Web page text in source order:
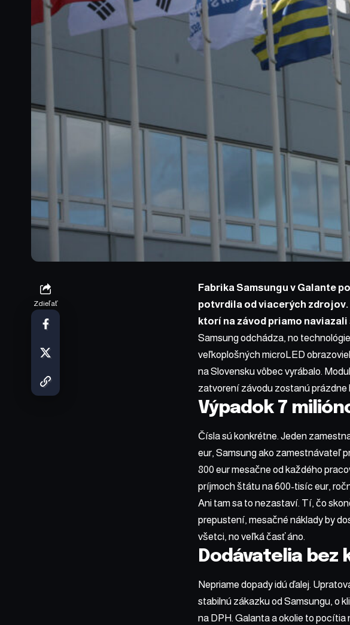
Zdieľať
Fabrika Samsungu v Galante
potvrdila od viacerých
ktorí na závod priamo
Samsung odchádza, no
veľkoplošných microLED
na Slovensku vôbec vyrábalo.
zatvorení závodu zostanú prázdne
Výpadok 7
Čísla sú konkrétne. Jeden
eur, Samsung ako zamestnávateľ
800 eur mesačne od každého
príjmoch štátu na 600-tisíc eur,
Ani tam sa to nezastaví. Tí, čo
prepustení, mesačné náklady by
všetci, no veľká časť áno.
Dodávatelia bez
Nepriame dopady idú ďalej.
stabilnú zákazku od Samsungu, o
na DPH. Galanta a okolie to